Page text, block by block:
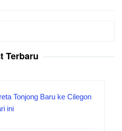
Terbaru
Tonjong Baru ke Cilegon
ini